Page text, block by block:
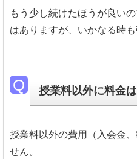
もう少し続けたほうが良い
はありますが、いかなる時も
授業料以外に料金
授業料以外の費用（入会金
せん。